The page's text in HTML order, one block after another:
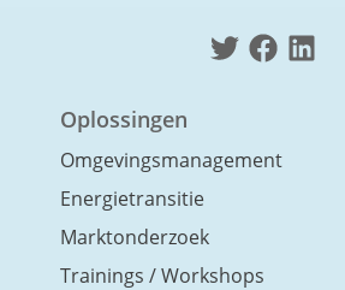
Oplossingen
Omgevingsmanagement
Energietransitie
Marktonderzoek
Trainings / Workshops